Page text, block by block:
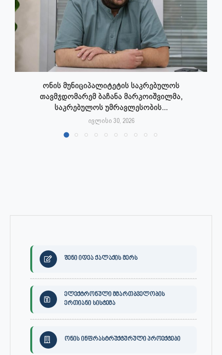
ონის მუნიციპალიტეტის საკრებულოს
თავმჯდომარემ ბაჩანა მარკოიშვილმა,
საკრებულოს უმრავლესობის...
ივლისი 30, 2026
შენი იდეა ქალაქის მერს
ელექტრონული მმართბველობის
ერთიანი სისტემა
ონის ინფრასტრუქტურული პროექტები